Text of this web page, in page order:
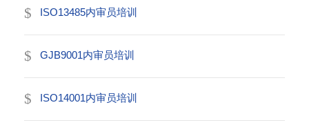
ISO13485内审员培训
GJB9001内审员培训
ISO14001内审员培训